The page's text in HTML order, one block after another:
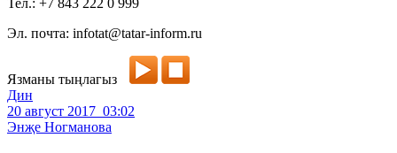
Тел.: +7 843 222 0 999
Эл. почта: infotat@tatar-inform.ru
Язманы тыңлагыз
Дин
20 август 2017 03:02
Энҗе Ногманова